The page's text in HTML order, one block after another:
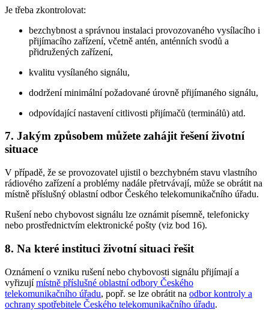
Je třeba zkontrolovat:
bezchybnost a správnou instalaci provozovaného vysílacího i
přijímacího zařízení, včetně antén, anténních svodů a
přidružených zařízení,
kvalitu vysílaného signálu,
dodržení minimální požadované úrovně přijímaného signálu,
odpovídající nastavení citlivosti přijímačů (terminálů) atd.
7. Jakým způsobem můžete zahájit řešení životní
situace
V případě, že se provozovatel ujistil o bezchybném stavu vlastního
rádiového zařízení a problémy nadále přetrvávají, může se obrátit na
místně příslušný oblastní odbor Českého telekomunikačního úřadu.
Rušení nebo chybovost signálu lze oznámit písemně, telefonicky
nebo prostřednictvím elektronické pošty (viz bod 16).
8. Na které instituci životní situaci řešit
Oznámení o vzniku rušení nebo chybovosti signálu přijímají a
vyřizujímístně příslušné oblastní odbory Českého
telekomunikačního úřadu, popř. se lze obrátit na odbor kontroly a
ochrany spotřebitele Českého telekomunikačního úřadu.